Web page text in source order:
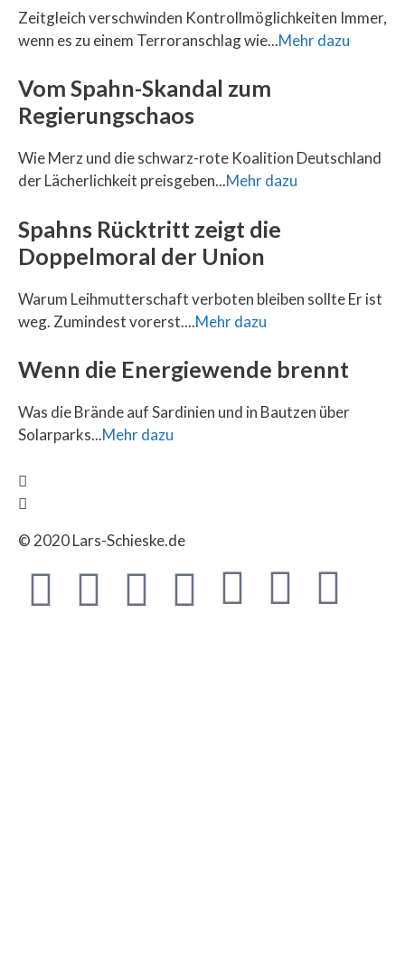
Zeitgleich verschwinden Kontrollmöglichkeiten Immer,
wenn es zu einem Terroranschlag wie...Mehr dazu
Vom Spahn-Skandal zum
Regierungschaos
Wie Merz und die schwarz-rote Koalition Deutschland
der Lächerlichkeit preisgeben...Mehr dazu
Spahns Rücktritt zeigt die
Doppelmoral der Union
Warum Leihmutterschaft verboten bleiben sollte Er ist
weg. Zumindest vorerst....Mehr dazu
Wenn die Energiewende brennt
Was die Brände auf Sardinien und in Bautzen über
Solarparks...Mehr dazu
© 2020 Lars-Schieske.de